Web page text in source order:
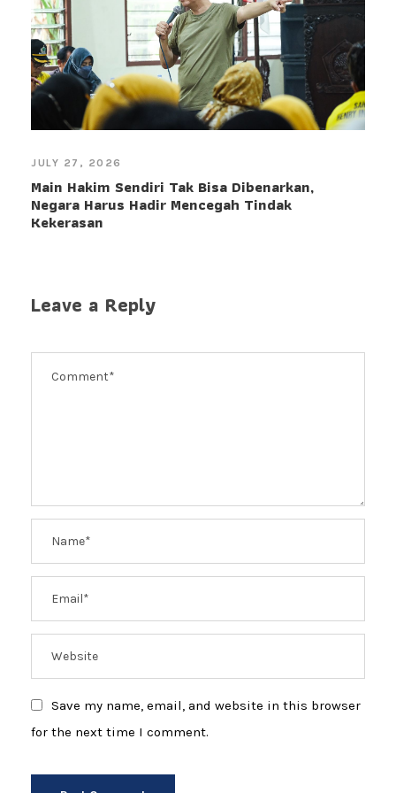
JULY 27, 2026
Main Hakim Sendiri Tak Bisa Dibenarkan,
Negara Harus Hadir Mencegah Tindak
Kekerasan
Leave a Reply
Save my name, email, and website in this browser
for the next time I comment.